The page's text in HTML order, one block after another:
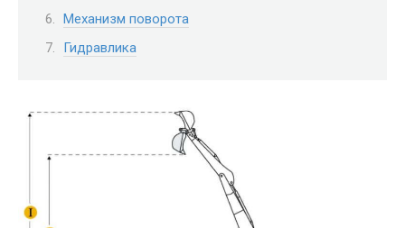
Механизм поворота
Гидравлика